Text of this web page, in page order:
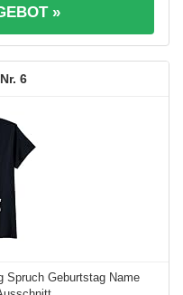
»
6
Spruch Geburtstag Name